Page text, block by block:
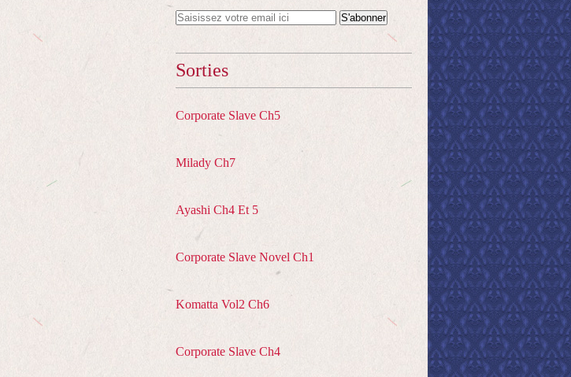
Sorties
Corporate Slave Ch5
Milady Ch7
Ayashi Ch4 Et 5
Corporate Slave Novel Ch1
Komatta Vol2 Ch6
Corporate Slave Ch4